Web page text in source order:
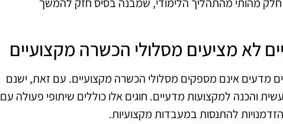
מדעים אינם מספקים מסלולי הכשרה מקצועיים. עם זאת, ישנם
והכנה למקצועות מדעיים. חוגים אלו כוללים שיתופי פעולה עם
להתנסות במעבדות מקצועיות.